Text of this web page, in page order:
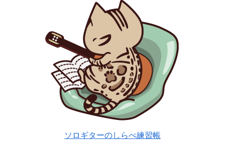
ソロギターのしらべ練習帳